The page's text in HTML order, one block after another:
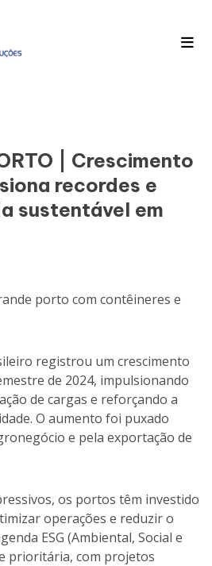
| Crescimento
recordes e
sustentável em
registrou um crescimento
de 2024, impulsionando
de cargas e reforçando a
O aumento foi puxado
e pela exportação de
os portos têm investido
operações e reduzir o
ESG (Ambiental, Social e
prioritária, com projetos